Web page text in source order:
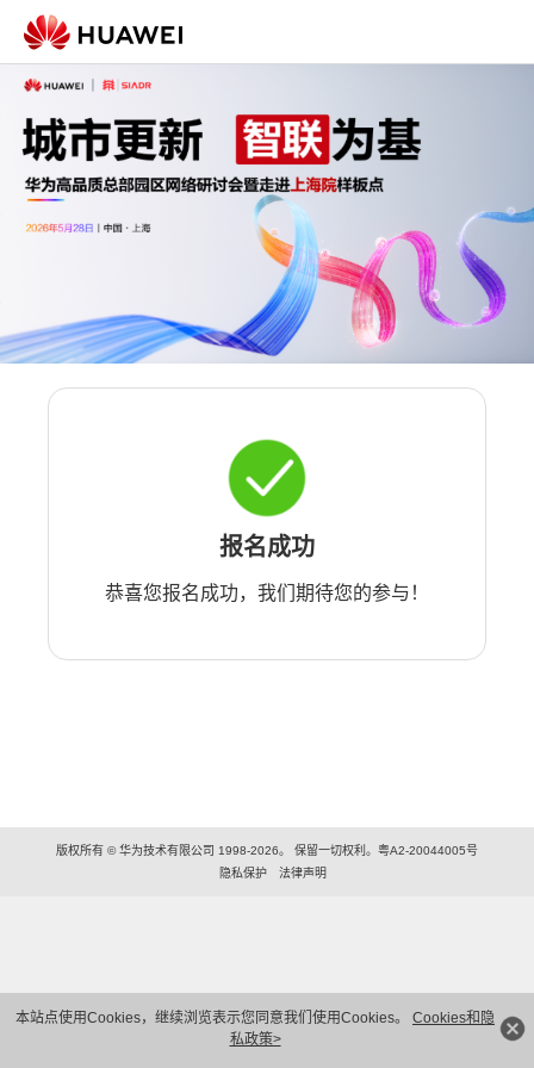
本站点使用Cookies，继续浏览表示您同意我们使用Cookies。 Cookies和隐
私政策>
报名成功
恭喜您报名成功，我们期待您的参与！
版权所有 © 华为技术有限公司 1998-2026。 保留一切权利。粤A2-20044005号
隐私保护
法律声明